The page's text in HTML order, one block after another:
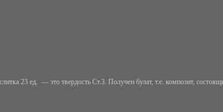
23 ед. — это твердость Ст.3. Получен булат, т.е. композит,